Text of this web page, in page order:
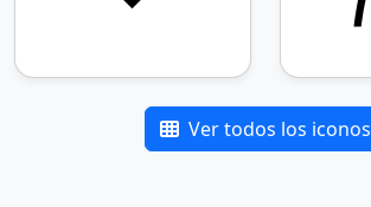
Ver todos los iconos